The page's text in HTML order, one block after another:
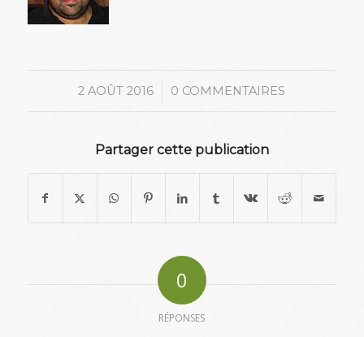
2 AOÛT 2016
/ 0 COMMENTAIRES
Partager cette publication
0
RÉPONSES